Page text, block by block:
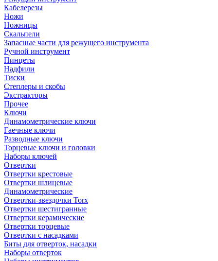
Кабелерезы
Ножи
Ножницы
Скальпели
Запасные части для режущего инструмента
Ручной инструмент
Пинцеты
Надфили
Тиски
Степлеры и скобы
Экстракторы
Прочее
Ключи
Динамометрические ключи
Гаечные ключи
Разводные ключи
Торцевые ключи и головки
Наборы ключей
Отвертки
Отвертки крестовые
Отвертки шлицевые
Динамометрические
Отвертки-звездочки Torx
Отвертки шестигранные
Отвертки керамические
Отвертки торцевые
Отвертки с насадками
Биты для отверток, насадки
Наборы отверток